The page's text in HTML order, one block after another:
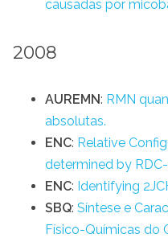
causadas por
2008
AUREMN: RMN
absolutas.
ENC: Relative
determined by
ENC: Identifying
SBQ: Síntese e
Físico-Químicas do